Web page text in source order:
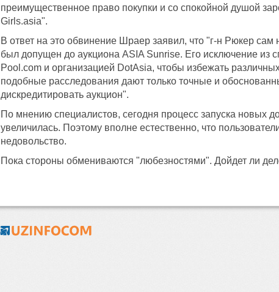
преимущественное право покупки и со спокойной душой
Girls.asia".
В ответ на это обвинение Шраер заявил, что "г-н Рюкер
был допущен до аукциона ASIA Sunrise. Его исключение из
Pool.com и организацией DotAsia, чтобы избежать
подобные расследования дают только точные и
дискредитировать аукцион".
По мнению специалистов, сегодня процесс запуска новых
увеличилась. Поэтому вполне естественно, что
недовольство.
Пока стороны обмениваются "любезностями". Дойдет ли